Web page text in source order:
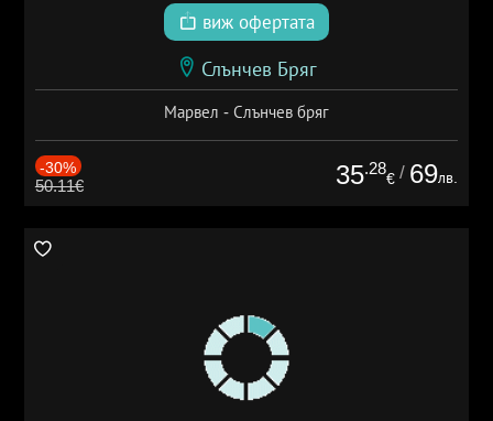
виж офертата
Слънчев Бряг
Марвел - Слънчев бряг
-30%
50.11€ 35.28
€ / 69лв.